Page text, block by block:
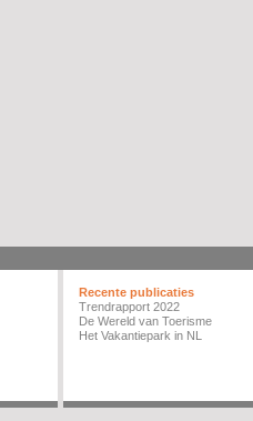
Recente publicaties
Trendrapport 2022
De Wereld van Toerisme
Het Vakantiepark in NL